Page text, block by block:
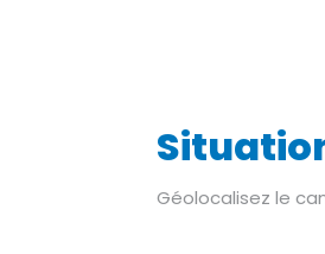
Géolocalisez le